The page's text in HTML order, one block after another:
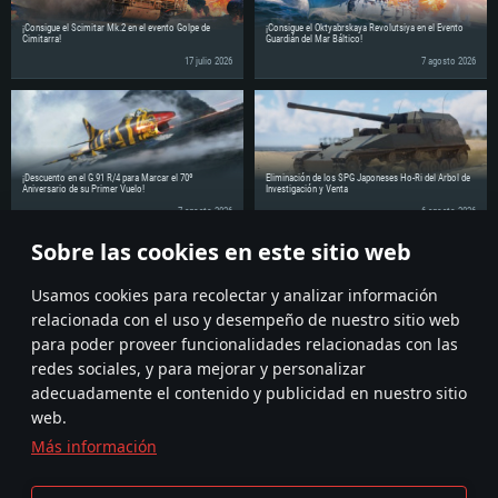
Sobre las cookies en este sitio web
Usamos cookies para recolectar y analizar información
relacionada con el uso y desempeño de nuestro sitio web
para poder proveer funcionalidades relacionadas con las
redes sociales, y para mejorar y personalizar
adecuadamente el contenido y publicidad en nuestro sitio
web.
Más información
¡Consigue el Scimitar Mk.2 en el evento Golpe de
Cimitarra!
17 julio 2026
¡Consigue el Oktyabrskaya Revolutsiya en el Evento
Guardián del Mar Báltico!
7 agosto 2026
¡Descuento en el G.91 R/4 para Marcar el 70º
Aniversario de su Primer Vuelo!
7 agosto 2026
Eliminación de los SPG Japoneses Ho-Ri del Árbol de
Investigación y Venta
6 agosto 2026
Términos y Condiciones Ajustes de cookies